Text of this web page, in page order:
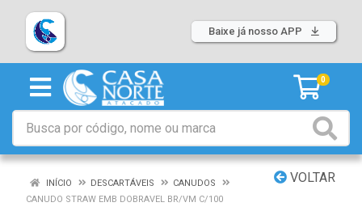
Baixe já nosso APP
0
VOLTAR
INÍCIO DESCARTÁVEIS
CANUDOS
CANUDO STRAW EMB DOBRAVEL BR/VM C/100